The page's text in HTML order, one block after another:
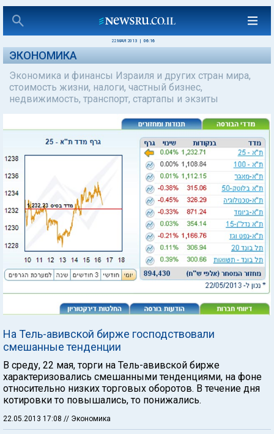
22 МАЯ 2013 06:16
ЭКОНОМИКА
Экономика и финансы Израиля и других стран мира,
стоимость жизни, налоги, частный бизнес,
недвижимость, транспорт, стартапы и экзиты
На Тель-авивской бирже господствовали
смешанные тенденции
В среду, 22 мая, торги на Тель-авивской бирже
характеризовались смешанными тенденциями, на фоне
относительно низких торговых оборотов. В течение дня
котировки то повышались, то понижались.
22.05.2013 17:08 // Экономика